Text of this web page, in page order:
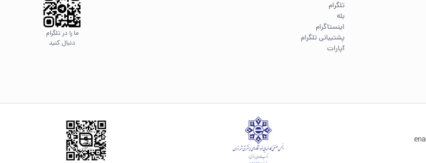
تلگرام
بله
اینستاگرام
پشتیبانی تلگرام
آپارات
ما را در تلگرام
دنبال کنید